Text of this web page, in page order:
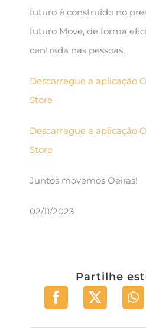
futuro é construído no
futuro Move, de forma
centrada nas pessoas.
Descarregue a aplicação
Store
Descarregue a aplicação
Store
Juntos movemos Oeiras!
02/11/2023
Partilhe